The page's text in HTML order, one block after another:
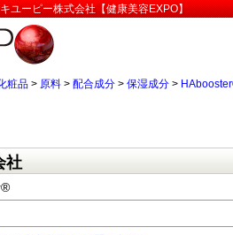
ユーピー株式会社【健康美容EXPO】
粧品 > 原料 > 配合成分 > 保湿成分 >
社